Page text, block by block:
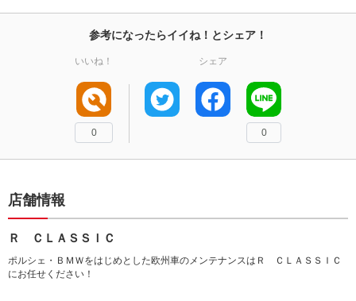
参考になったらイイね！とシェア！
いいね！
0
シェア
0
店舗情報
Ｒ ＣＬＡＳＳＩＣ
ポルシェ・ＢＭＷをはじめとした欧州車のメンテナンスはＲ ＣＬＡＳＳＩＣ
にお任せください！